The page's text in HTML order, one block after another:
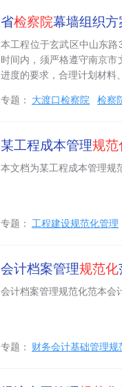
省检察院幕墙组织方
本工程位于玄武区中山东
时间内，须严格遵守南京
进度的要求，合理计划材料
专题： 大渡口检察院 检察
某工程成本管理规范
本文档为某工程成本管理规
专题： 工程建设规范化管理
会计档案管理规范化
会计档案管理规范化范本会
专题： 财务会计基础管理规